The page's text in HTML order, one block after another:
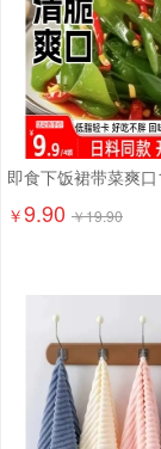
￥9.90 ￥19.90